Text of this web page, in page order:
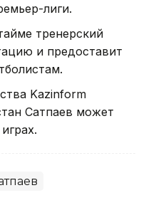
лиги.
тренерский
и предоставит
Kazinform
Сатпаев может